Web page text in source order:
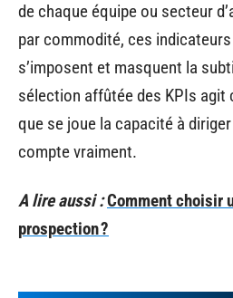
de chaque équipe ou secteur
par commodité, ces
s’imposent et masquent la
sélection affûtée des KPIs agit
que se joue la capacité à
compte vraiment.
A lire aussi :Comment choisir
prospection ?